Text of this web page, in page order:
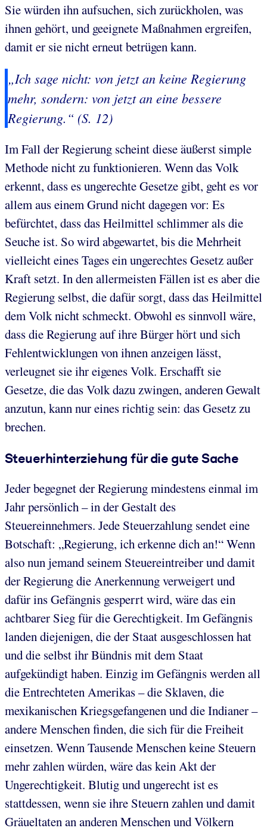
Sie würden ihn aufsuchen, sich zurückholen, was
ihnen gehört, und geeignete Maßnahmen ergreifen,
damit er sie nicht erneut betrügen kann.
„Ich sage nicht: von jetzt an keine Regierung
mehr, sondern: von jetzt an eine bessere
Regierung.“ (S. 12)
Im Fall der Regierung scheint diese äußerst simple
Methode nicht zu funktionieren. Wenn das Volk
erkennt, dass es ungerechte Gesetze gibt, geht es vor
allem aus einem Grund nicht dagegen vor: Es
befürchtet, dass das Heilmittel schlimmer als die
Seuche ist. So wird abgewartet, bis die Mehrheit
vielleicht eines Tages ein ungerechtes Gesetz außer
Kraft setzt. In den allermeisten Fällen ist es aber die
Regierung selbst, die dafür sorgt, dass das Heilmittel
dem Volk nicht schmeckt. Obwohl es sinnvoll wäre,
dass die Regierung auf ihre Bürger hört und sich
Fehlentwicklungen von ihnen anzeigen lässt,
verleugnet sie ihr eigenes Volk. Erschafft sie
Gesetze, die das Volk dazu zwingen, anderen Gewalt
anzutun, kann nur eines richtig sein: das Gesetz zu
brechen.
Steuerhinterziehung für die gute Sache
Jeder begegnet der Regierung mindestens einmal im
Jahr persönlich – in der Gestalt des
Steuereinnehmers. Jede Steuerzahlung sendet eine
Botschaft: „Regierung, ich erkenne dich an!“ Wenn
also nun jemand seinem Steuereintreiber und damit
der Regierung die Anerkennung verweigert und
dafür ins Gefängnis gesperrt wird, wäre das ein
achtbarer Sieg für die Gerechtigkeit. Im Gefängnis
landen diejenigen, die der Staat ausgeschlossen hat
und die selbst ihr Bündnis mit dem Staat
aufgekündigt haben. Einzig im Gefängnis werden all
die Entrechteten Amerikas – die Sklaven, die
mexikanischen Kriegsgefangenen und die Indianer –
andere Menschen finden, die sich für die Freiheit
einsetzen. Wenn Tausende Menschen keine Steuern
mehr zahlen würden, wäre das kein Akt der
Ungerechtigkeit. Blutig und ungerecht ist es
stattdessen, wenn sie ihre Steuern zahlen und damit
Gräueltaten an anderen Menschen und Völkern